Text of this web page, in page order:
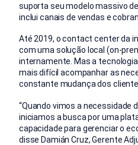
suporta seu modelo massivo
inclui canais de vendas e
Até 2019, o contact center da
com uma solução local (on-
internamente. Mas a
mais difícil acompanhar as
constante mudança dos
“Quando vimos a necessidade
iniciamos a busca por uma
capacidade para gerenciar o
disse Damián Cruz, Gerente